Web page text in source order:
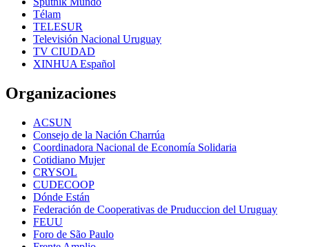
Télam
TELESUR
Televisión Nacional Uruguay
TV CIUDAD
XINHUA Español
Organizaciones
ACSUN
Consejo de la Nación Charrúa
Coordinadora Nacional de Economía Solidaria
Cotidiano Mujer
CRYSOL
CUDECOOP
Dónde Están
Federación de Cooperativas de Pruduccion del Uruguay
FEUU
Foro de São Paulo